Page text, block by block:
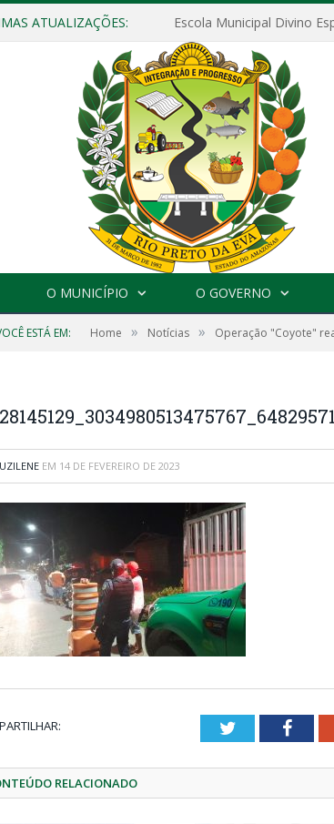
ATUALIZAÇÕES:
O MUNICÍPIO O GOVERNO
ESTÁ EM: Home » Notícias » Operação "Coyote"
EM 14 DE FEVEREIRO DE 2023
Twitter
RELACIONADO